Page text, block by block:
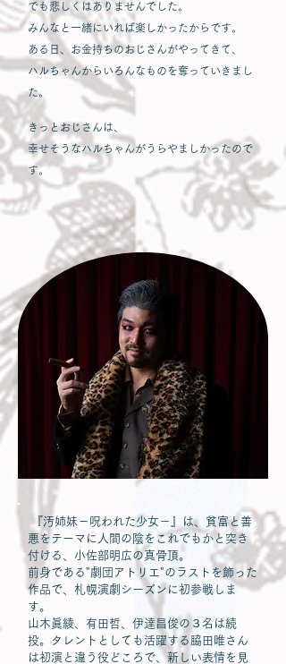
でも悲しくはありませんでした。
みんなと一緒にいれば楽しかったからです。
ある日、お金持ちのおじさんがやってきて、
ハルちゃんからいろんなものを奪っていきまし
た。
きっとおじさんは、
幸せそうなハルちゃんがうらやましかったので
す。
『汚姉妹－呪われた少女－』は、貧富と善
悪をテーマに人間の陰をこれでもかと突き
付ける、小佐部明広の真骨頂。
前身である"劇団アトリエ"のラストを飾った
作品で、札幌演劇シーズンに初参戦しま
す。
山木眞綾、有田哲、伊達昌俊の３名は続
投。タレントとしても活躍する脇田唯さん
は初演と違う役どころで、新しい表情を見